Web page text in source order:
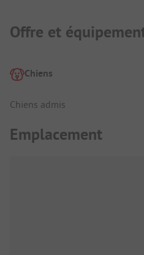
Offre et
Chiens
Chiens admis
Emplacement